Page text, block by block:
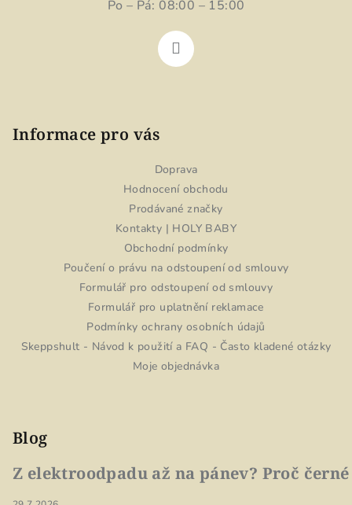
Po – Pá: 08:00 – 15:00
Informace pro vás
Doprava
Hodnocení obchodu
Prodávané značky
Kontakty | HOLY BABY
Obchodní podmínky
Poučení o právu na odstoupení od smlouvy
Formulář pro odstoupení od smlouvy
Formulář pro uplatnění reklamace
Podmínky ochrany osobních údajů
Skeppshult - Návod k použití a FAQ - Často kladené otázky
Moje objednávka
Blog
Z elektroodpadu až na pánev? Proč